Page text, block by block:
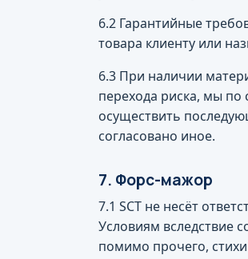
6.2 Гарантийные
товара клиенту или
6.3 При наличии
перехода риска, мы по
осуществить
согласовано иное.
7. Форс-мажор
7.1 SCT не несёт
Условиям вследствие
помимо прочего,